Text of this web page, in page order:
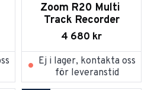
Zoom R20 Multi
Track Recorder
4 680 kr
Ej i lager, kontakta oss
för leveranstid